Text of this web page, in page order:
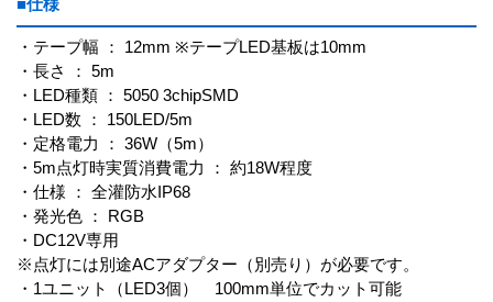
■仕様
・テープ幅 ： 12mm ※テープLED基板は10mm
・長さ ： 5m
・LED種類 ： 5050 3chipSMD
・LED数 ： 150LED/5m
・定格電力 ： 36W（5m）
・5m点灯時実質消費電力 ： 約18W程度
・仕様 ： 全灌防水IP68
・発光色 ： RGB
・DC12V専用
※点灯には別途ACアダプター（別売り）が必要です。
・1ユニット（LED3個） 100mm単位でカット可能